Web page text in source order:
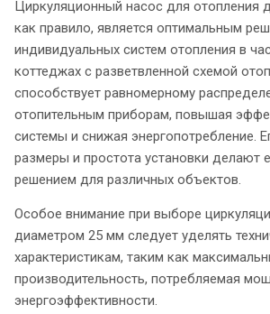
Циркуляционный насос для отопления
как правило, является оптимальным
индивидуальных систем отопления в
коттеджах с разветвленной схемой
способствует равномерному
отопительным приборам, повышая
системы и снижая энергопотребление.
размеры и простота установки делают
решением для различных объектов.
Особое внимание при выборе
диаметром 25 мм следует уделять
характеристикам, таким как
производительность, потребляемая
энергоэффективности.